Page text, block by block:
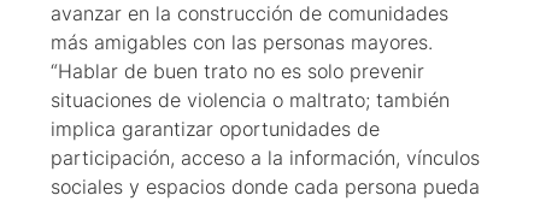
avanzar en la construcción de comunidades
más amigables con las personas mayores.
“Hablar de buen trato no es solo prevenir
situaciones de violencia o maltrato; también
implica garantizar oportunidades de
participación, acceso a la información, vínculos
sociales y espacios donde cada persona pueda